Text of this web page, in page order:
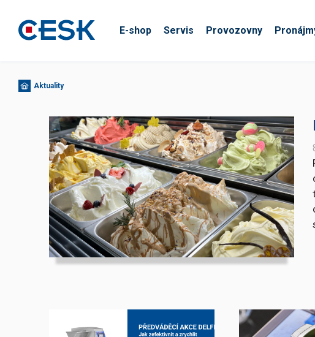
E-shop Servis Provozovny
Aktuality